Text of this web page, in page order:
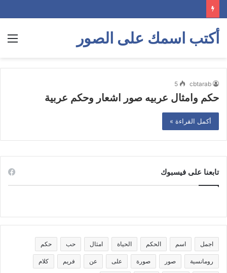
أكتب اسمك على الصور
cbtarab
5
حكم وامثال عربيه صور اشعار وحكم عربية
أكمل القراءة »
تابعنا على فيسبوك
اجمل اسم الحكم الحياة امثال حب حكم
رومانسية صور صورة على عن فريم كلام